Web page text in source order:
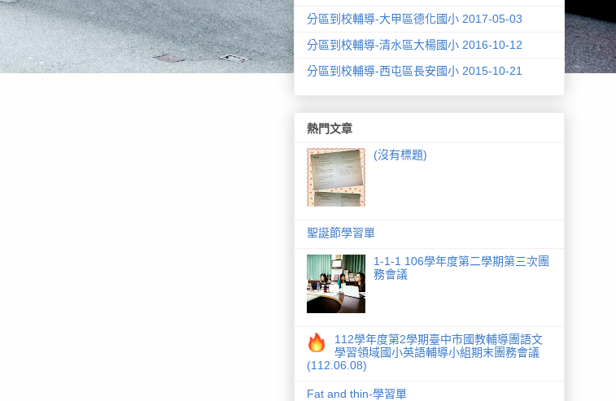
分區到校輔導-大甲區德化國小 2017-05-03
分區到校輔導-清水區大楊國小 2016-10-12
分區到校輔導-西屯區長安國小 2015-10-21
熱門文章
(沒有標題)
聖誕節學習單
1-1-1 106學年度第二學期第三次團
務會議
112學年度第2學期臺中市國教輔導團語文
學習領域國小英語輔導小組期末團務會議
(112.06.08)
Fat and thin-學習單